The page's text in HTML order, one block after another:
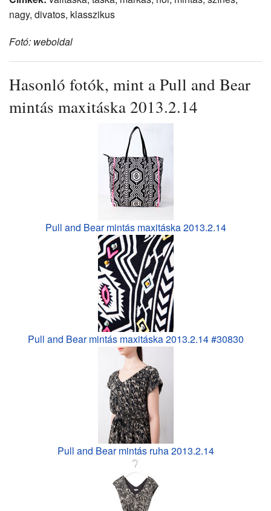
nagy, divatos, klasszikus
Fotó: weboldal
Hasonló fotók, mint a Pull and Bear
mintás maxitáska 2013.2.14
Pull and Bear mintás maxitáska 2013.2.14
Pull and Bear mintás maxitáska 2013.2.14 #30830
Pull and Bear mintás ruha 2013.2.14